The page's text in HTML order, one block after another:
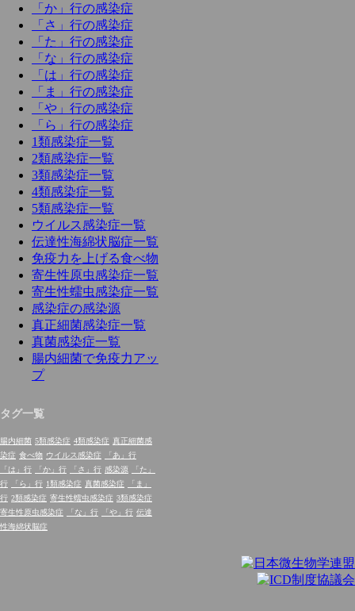
「か」行の感染症
「さ」行の感染症
「た」行の感染症
「な」行の感染症
「は」行の感染症
「ま」行の感染症
「や」行の感染症
「ら」行の感染症
1類感染症一覧
2類感染症一覧
3類感染症一覧
4類感染症一覧
5類感染症一覧
ウイルス感染症一覧
伝達性海綿状脳症一覧
免疫力を上げる食べ物
寄生性原虫感染症一覧
寄生性蠕虫感染症一覧
感染症の感染源
真正細菌感染症一覧
真菌感染症一覧
腸内細菌で免疫力アッ
プ
タグ一覧
腸内細菌 5類感染症 4類感染症 真正細菌感
染症 食べ物 ウイルス感染症
「あ」行
「は」行
「か」行 「さ」行 感染源
「た」
行
「ら」行 1類感染症 真菌感染症
「ま」
行 2類感染症 寄生性蠕虫感染症 3類感染症
寄生性原虫感染症
「な」行 「や」行 伝達
性海綿状脳症